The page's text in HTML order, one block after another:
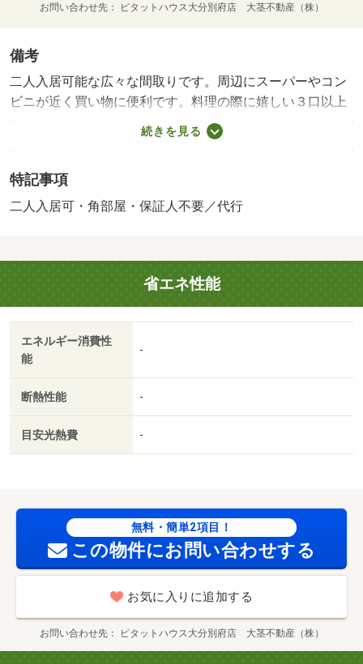
お問い合わせ先 ピタットハウス大分別府店 大茎不動産（株）
備考
二人入居可能な広々な間取りです。周辺にスーパーやコン
ビニが近く買い物に便利です。料理の際に嬉しい３口以上
コンロ付きのカウンターキッチンです。更新事務手数料
２２，０００円 賃料等月額を口座引落とし、クレジット
がかかります。「２４時間サポート費用 ３３０円（月
額）」が必要となります。・賃貸保証等：加入要（ハウス
２．５万／２．５％）・維持費等：町内会費４００円／
月・追焚機能付きで寒い時期でも快適に過ごせます！・仲
介手数料：６７，１００円/クリーニング費用 60000円
続きを見る
特記事項
二人入居可・角部屋・保証人不要／代行
省エネ性能
エネルギー消費性
能
-
断熱性能 -
目安光熱費 -
無料・簡単2項目！
この物件にお問い合わせする
お気に入りに追加する
お問い合わせ先 ピタットハウス大分別府店 大茎不動産（株）